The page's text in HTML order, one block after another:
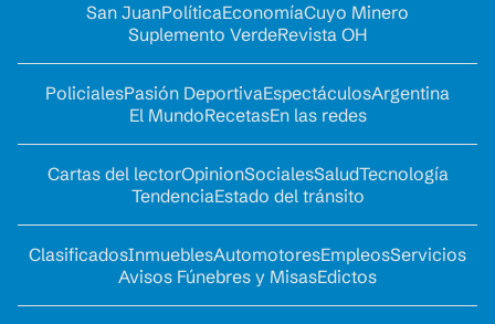
San JuanPolíticaEconomíaCuyo Minero
Suplemento VerdeRevista OH
PolicialesPasión DeportivaEspectáculosArgentina
El MundoRecetasEn las redes
Cartas del lectorOpinionSocialesSaludTecnología
TendenciaEstado del tránsito
ClasificadosInmueblesAutomotoresEmpleosServicios
Avisos Fúnebres y MisasEdictos